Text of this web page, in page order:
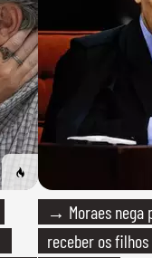
→ Moraes nega
receber os filhos